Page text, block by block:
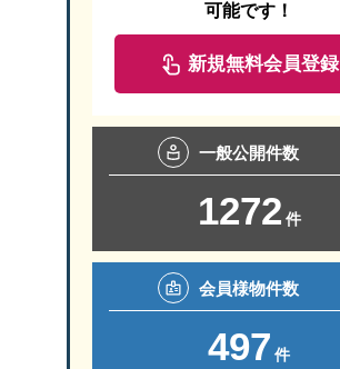
可能です！
新規無料会員登録
一般公開件数
1272 件
会員様物件数
497 件